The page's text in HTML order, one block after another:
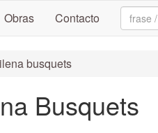
Obras Contacto Search:
busquets
Busquets